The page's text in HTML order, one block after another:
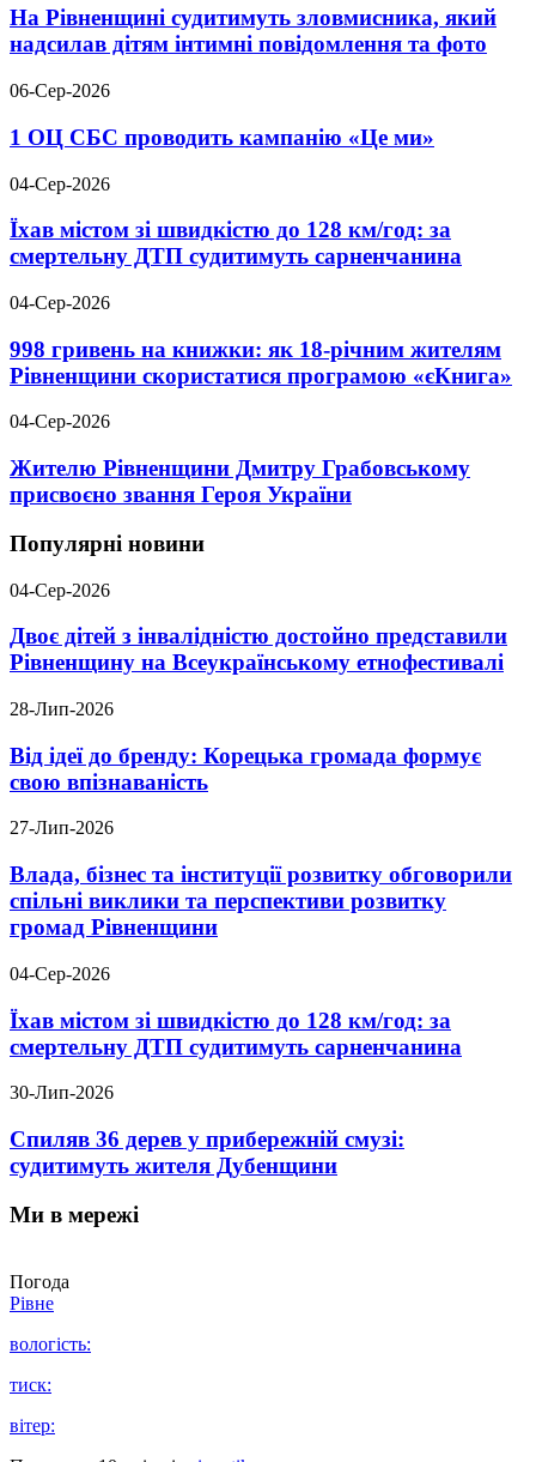
На Рівненщині судитимуть зловмисника, який
надсилав дітям інтимні повідомлення та фото
06-Сер-2026
1 ОЦ СБС проводить кампанію «Це ми»
04-Сер-2026
Їхав містом зі швидкістю до 128 км/год: за
смертельну ДТП судитимуть сарненчанина
04-Сер-2026
998 гривень на книжки: як 18-річним жителям
Рівненщини скористатися програмою «єКнига»
04-Сер-2026
Жителю Рівненщини Дмитру Грабовському
присвоєно звання Героя України
Популярні новини
04-Сер-2026
Двоє дітей з інвалідністю достойно представили
Рівненщину на Всеукраїнському етнофестивалі
28-Лип-2026
Від ідеї до бренду: Корецька громада формує
свою впізнаваність
27-Лип-2026
Влада, бізнес та інституції розвитку обговорили
спільні виклики та перспективи розвитку
громад Рівненщини
04-Сер-2026
Їхав містом зі швидкістю до 128 км/год: за
смертельну ДТП судитимуть сарненчанина
30-Лип-2026
Спиляв 36 дерев у прибережній смузі:
судитимуть жителя Дубенщини
Ми в мережі
Погода
Рівне
вологість:
тиск:
вітер: